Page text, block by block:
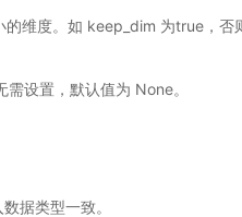
维度。如 keep_dim 为true，否
需设置，默认值为 None。
据类型一致。